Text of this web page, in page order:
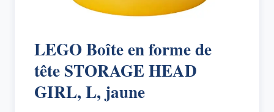
LEGO Boîte en forme de
tête STORAGE HEAD
GIRL, L, jaune